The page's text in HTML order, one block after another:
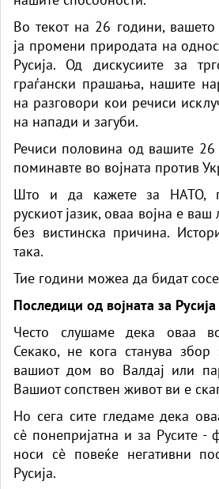
Во текот на 26 години,
ја промени природата на
Русија. Од дискусиите за
граѓански прашања, нашите
на разговори кои речиси
на напади и загуби.
Речиси половина од вашите 26
поминавте во војната против
Што и да кажете за НАТО,
рускиот јазик, оваа војна е
без вистинска причина.
така.
Тие години можеа да бидат
Последици од војната за Русија
Често слушаме дека оваа
Секако, не кога станува збор
вашиот дом во Валдај или
Вашиот сопствен живот ви е
Но сега сите гледаме дека
сè понепријатна и за Русите -
носи сè повеќе негативни
Русија.